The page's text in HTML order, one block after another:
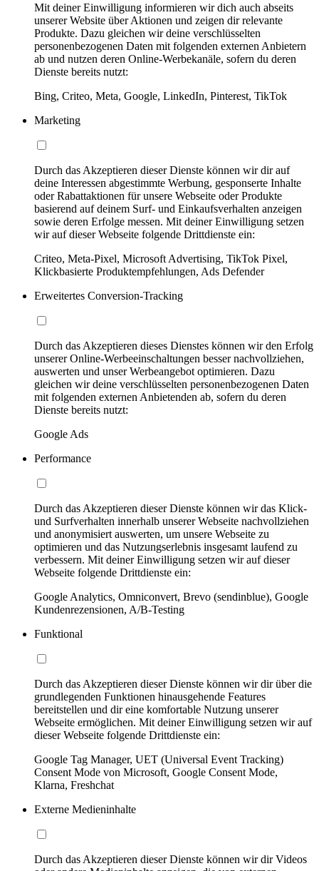
Mit deiner Einwilligung informieren wir dich auch abseits
unserer Website über Aktionen und zeigen dir relevante
Produkte. Dazu gleichen wir deine verschlüsselten
personenbezogenen Daten mit folgenden externen Anbietern
ab und nutzen deren Online-Werbekanäle, sofern du deren
Dienste bereits nutzt:
Bing, Criteo, Meta, Google, LinkedIn, Pinterest, TikTok
Marketing
Durch das Akzeptieren dieser Dienste können wir dir auf
deine Interessen abgestimmte Werbung, gesponserte Inhalte
oder Rabattaktionen für unsere Webseite oder Produkte
basierend auf deinem Surf- und Einkaufsverhalten anzeigen
sowie deren Erfolge messen. Mit deiner Einwilligung setzen
wir auf dieser Webseite folgende Drittdienste ein:
Criteo, Meta-Pixel, Microsoft Advertising, TikTok Pixel,
Klickbasierte Produktempfehlungen, Ads Defender
Erweitertes Conversion-Tracking
Durch das Akzeptieren dieses Dienstes können wir den Erfolg
unserer Online-Werbeeinschaltungen besser nachvollziehen,
auswerten und unser Werbeangebot optimieren. Dazu
gleichen wir deine verschlüsselten personenbezogenen Daten
mit folgenden externen Anbietenden ab, sofern du deren
Dienste bereits nutzt:
Google Ads
Performance
Durch das Akzeptieren dieser Dienste können wir das Klick-
und Surfverhalten innerhalb unserer Webseite nachvollziehen
und anonymisiert auswerten, um unsere Webseite zu
optimieren und das Nutzungserlebnis insgesamt laufend zu
verbessern. Mit deiner Einwilligung setzen wir auf dieser
Webseite folgende Drittdienste ein:
Google Analytics, Omniconvert, Brevo (sendinblue), Google
Kundenrezensionen, A/B-Testing
Funktional
Durch das Akzeptieren dieser Dienste können wir dir über die
grundlegenden Funktionen hinausgehende Features
bereitstellen und dir eine komfortable Nutzung unserer
Webseite ermöglichen. Mit deiner Einwilligung setzen wir auf
dieser Webseite folgende Drittdienste ein:
Google Tag Manager, UET (Universal Event Tracking)
Consent Mode von Microsoft, Google Consent Mode,
Klarna, Freshchat
Externe Medieninhalte
Durch das Akzeptieren dieser Dienste können wir dir Videos